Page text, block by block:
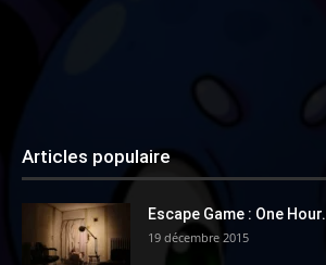
Articles populaire
Escape Game : One Hour.
19 décembre 2015